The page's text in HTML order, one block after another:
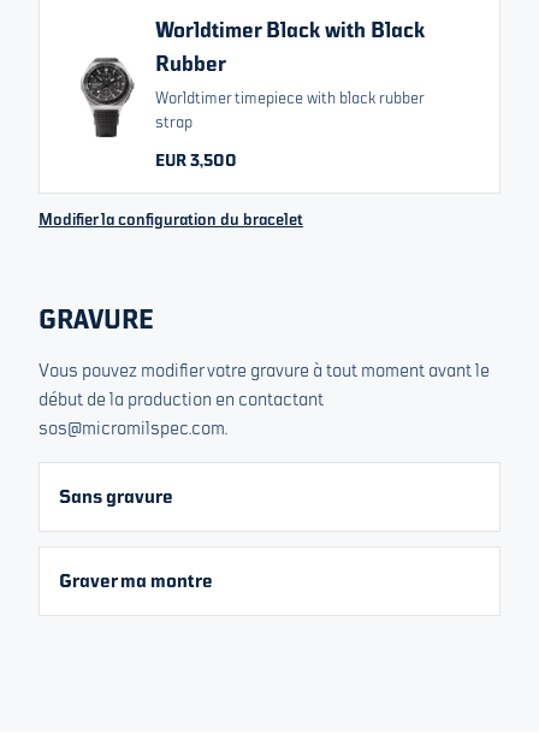
Worldtimer White Dualtimer Black
Dualtimer White
des prochaines sorties.
Votre e-mail
S’inscrire pour la prochaine édition
Worldtimer Black with Black
Rubber
Worldtimer timepiece with black rubber
strap
EUR 3,500
Modifier la configuration du bracelet
GRAVURE
Vous pouvez modifier votre gravure à tout moment avant le
début de la production en contactant
sos@micromilspec.com.
Sans gravure
Graver ma montre